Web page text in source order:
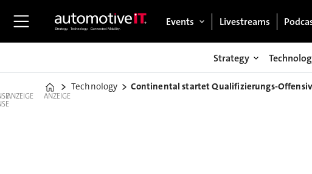
Events Livestreams
Strategy
Home
Technology Continental startet Qualifizierungs-
ANZEIGE ANZEIGE